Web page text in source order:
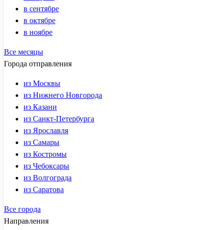
в сентябре
в октябре
в ноябре
Все месяцы
Города отправления
из Москвы
из Нижнего Новгорода
из Казани
из Санкт-Петербурга
из Ярославля
из Самары
из Костромы
из Чебоксары
из Волгограда
из Саратова
Все города
Направления